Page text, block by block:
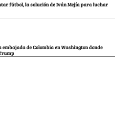
fútbol, la solución de Iván Mejía para luchar
embajada de Colombia en Washington donde